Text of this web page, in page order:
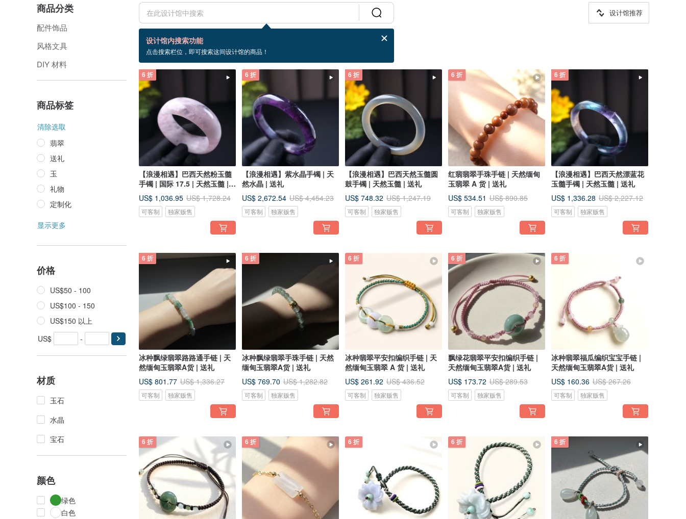
商品分类
配件饰品
风格文具
DIY 材料
商品标签
清除选取
翡翠
送礼
玉
礼物
定制化
显示更多
价格
US$50 - 100
US$100 - 150
US$150 以上
US$
-
材质
玉石
水晶
宝石
颜色
绿色
白色
设计馆内搜索功能
点击搜索栏位，即可搜索这间设计馆的商品！
设计馆推荐
1,240 个商品
手链
6 折
【浪漫相遇】巴西天然粉玉髓
手镯 | 国际 17.5 | 天然玉髓 |
送礼
US$ 1,036.95 US$ 1,728.24
可客制 独家贩售
6 折
【浪漫相遇】紫水晶手镯 | 天
然水晶 | 送礼
US$ 2,672.54 US$ 4,454.23
可客制 独家贩售
6 折
【浪漫相遇】巴西天然玉髓圆
鼓手镯 | 天然玉髓 | 送礼
US$ 748.32 US$ 1,247.19
可客制 独家贩售
6 折
红翡翡翠手珠手链 | 天然缅甸
玉翡翠 A 货 | 送礼
US$ 534.51 US$ 890.85
可客制 独家贩售
6 折
【浪漫相遇】巴西天然漂蓝花
玉髓手镯 | 天然玉髓 | 送礼
US$ 1,336.28 US$ 2,227.12
可客制 独家贩售
6 折
冰种飘绿翡翠路路通手链 | 天
然缅甸玉翡翠A货 | 送礼
US$ 801.77 US$ 1,336.27
可客制 独家贩售
6 折
冰种飘绿翡翠手珠手链 | 天然
缅甸玉翡翠A货 | 送礼
US$ 769.70 US$ 1,282.82
可客制 独家贩售
6 折
冰种翡翠平安扣编织手链 | 天
然缅甸玉翡翠 A 货 | 送礼
US$ 261.92 US$ 436.52
可客制 独家贩售
6 折
飘绿花翡翠平安扣编织手链 |
天然缅甸玉翡翠A货 | 送礼
US$ 173.72 US$ 289.53
可客制 独家贩售
6 折
冰种翡翠福瓜编织宝宝手链 |
天然缅甸玉翡翠A货 | 送礼
US$ 160.36 US$ 267.26
可客制 独家贩售
6 折 6 折 6 折 6 折 6 折